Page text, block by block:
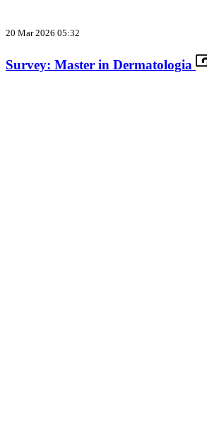
20 Mar 2026 05:32
Survey: Master in Dermatologia